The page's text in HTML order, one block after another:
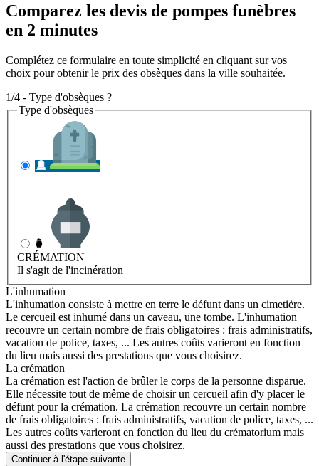
Comparez les devis de pompes funèbres
en 2 minutes
Complétez ce formulaire en toute simplicité en cliquant sur vos
choix pour obtenir le prix des obsèques dans la ville souhaitée.
1/4 - Type d'obsèques ?
Type d'obsèques
CRÉMATION
Il s'agit de l'incinération
L'inhumation
L'inhumation consiste à mettre en terre le défunt dans un cimetière.
Le cercueil est inhumé dans un caveau, une tombe. L'inhumation
recouvre un certain nombre de frais obligatoires : frais administratifs,
vacation de police, taxes, ... Les autres coûts varieront en fonction
du lieu mais aussi des prestations que vous choisirez.
La crémation
La crémation est l'action de brûler le corps de la personne disparue.
Elle nécessite tout de même de choisir un cercueil afin d'y placer le
défunt pour la crémation. La crémation recouvre un certain nombre
de frais obligatoires : frais administratifs, vacation de police, taxes, ...
Les autres coûts varieront en fonction du lieu du crématorium mais
aussi des prestations que vous choisirez.
Continuer à l'étape suivante